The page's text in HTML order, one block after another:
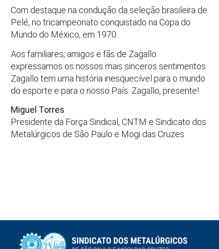
Com destaque na condução da seleção brasileira de
Pelé, no tricampeonato conquistado na Copa do
Mundo do México, em 1970.
Aos familiares, amigos e fãs de Zagallo
expressamos os nossos mais sinceros sentimentos.
Zagallo tem uma história inesquecível para o mundo
do esporte e para o nosso País. Zagallo, presente!
Miguel Torres
Presidente da Força Sindical, CNTM e Sindicato dos
Metalúrgicos de São Paulo e Mogi das Cruzes